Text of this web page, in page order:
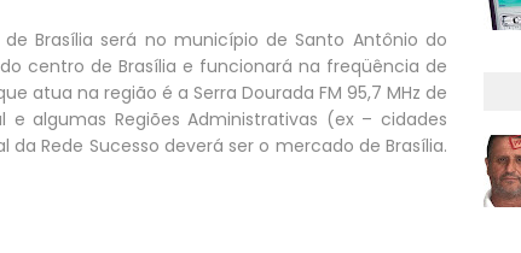
Brasília será no município de Santo Antônio do
centro de Brasília e funcionará na freqüência de
atua na região é a Serra Dourada FM 95,7 MHz de
algumas Regiões Administrativas (ex – cidades
Rede Sucesso deverá ser o mercado de Brasília.